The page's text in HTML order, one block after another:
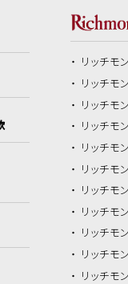
リッチモ
リッチモ
リッチモ
リッチモ
リッチモ
リッチモ
リッチモ
リッチモ
リッチモ
リッチモ
リッチモ